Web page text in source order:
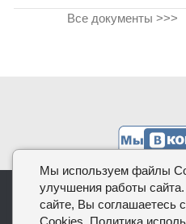
Все документы >>>
КОДИФИКАЦИЯ.РФ, 2026
Мы используем файлы
улучшения работы
сайте, Вы соглашаетесь
Cookies. Политика